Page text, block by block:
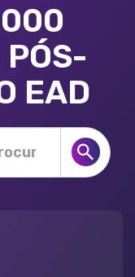
PÓS-
EAD